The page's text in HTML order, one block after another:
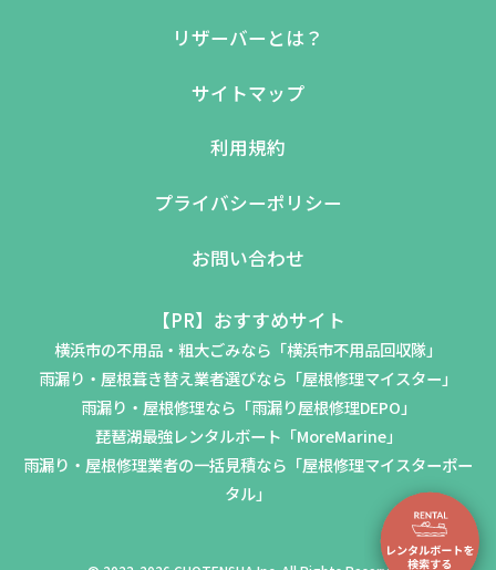
リザーバーとは？
サイトマップ
利用規約
プライバシーポリシー
お問い合わせ
【PR】おすすめサイト
横浜市の不用品・粗大ごみなら「横浜市不用品回収隊」
雨漏り・屋根葺き替え業者選びなら「屋根修理マイスター」
雨漏り・屋根修理なら「雨漏り屋根修理DEPO」
琵琶湖最強レンタルボート「MoreMarine」
雨漏り・屋根修理業者の一括見積なら「屋根修理マイスターポー
タル」